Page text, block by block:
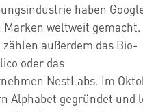
haben
Marken weltweit
außerdem das Bio-
oder das
NestLabs. Im
Alphabet gegründet und